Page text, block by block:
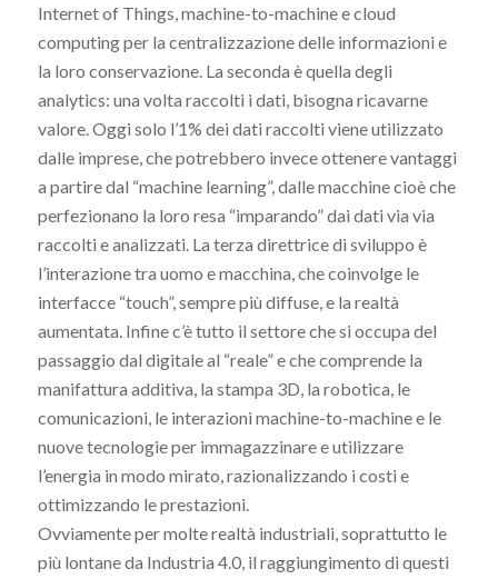
Internet of Things, machine-to-machine e cloud
computing per la centralizzazione delle informazioni e
la loro conservazione. La seconda è quella degli
analytics: una volta raccolti i dati, bisogna ricavarne
valore. Oggi solo l’1% dei dati raccolti viene utilizzato
dalle imprese, che potrebbero invece ottenere vantaggi
a partire dal “machine learning”, dalle macchine cioè che
perfezionano la loro resa “imparando” dai dati via via
raccolti e analizzati. La terza direttrice di sviluppo è
l’interazione tra uomo e macchina, che coinvolge le
interfacce “touch”, sempre più diffuse, e la realtà
aumentata. Infine c’è tutto il settore che si occupa del
passaggio dal digitale al “reale” e che comprende la
manifattura additiva, la stampa 3D, la robotica, le
comunicazioni, le interazioni machine-to-machine e le
nuove tecnologie per immagazzinare e utilizzare
l’energia in modo mirato, razionalizzando i costi e
ottimizzando le prestazioni.
Ovviamente per molte realtà industriali, soprattutto le
più lontane da Industria 4.0, il raggiungimento di questi